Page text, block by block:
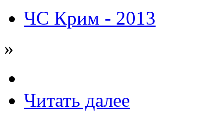
ЧС Крим - 2013
»
Читать далее